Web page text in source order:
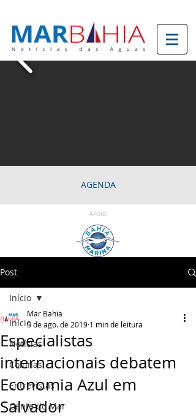
AGENDA
APOIO
Post
Início
Notícias
Colunas
Entrevistas
Gente do Mar
Início
Especialistas
internacionais debatem
Economia Azul em
Salvador
Mar Bahia
5 de ago. de 2019 1 min de leitura